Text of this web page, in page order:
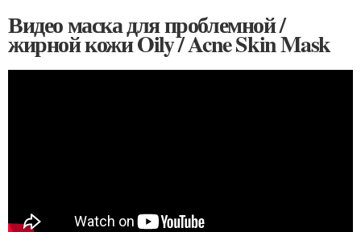
Видео маска для проблемной /
жирной кожи Oily / Acne Skin Mask